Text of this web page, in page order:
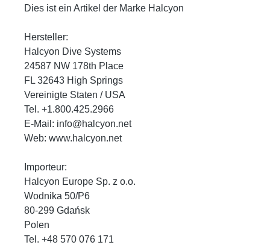
Dies ist ein Artikel der Marke Halcyon
Hersteller:
Halcyon Dive Systems
24587 NW 178th Place
FL 32643 High Springs
Vereinigte Staten / USA
Tel. +1.800.425.2966
E-Mail: info@halcyon.net
Web: www.halcyon.net
Importeur:
Halcyon Europe Sp. z o.o.
Wodnika 50/P6
80-299 Gdańsk
Polen
Tel. +48 570 076 171